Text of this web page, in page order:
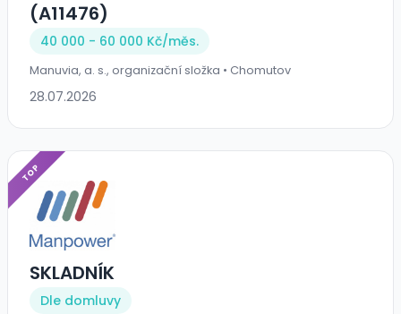
(A11476)
40 000 - 60 000 Kč/měs.
Manuvia, a. s., organizační složka • Chomutov
28.07.2026
TOP
SKLADNÍK
Dle domluvy